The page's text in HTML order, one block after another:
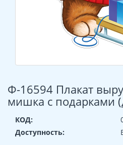
Ф-16594 Плакат
мишка с подарками
КОД:
Доступность: